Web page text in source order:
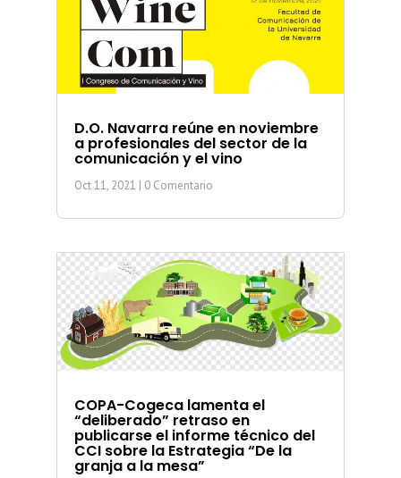
D.O. Navarra reúne en noviembre
a profesionales del sector de la
comunicación y el vino
Oct 11, 2021 | 0 Comentario
COPA-Cogeca lamenta el
“deliberado” retraso en
publicarse el informe técnico del
CCI sobre la Estrategia “De la
granja a la mesa”